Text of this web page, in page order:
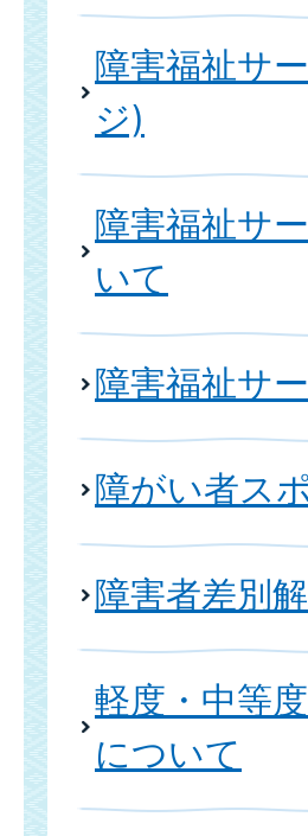
障害福祉サ
ジ)
障害福祉サ
いて
障害福祉サ
障がい者ス
障害者差別
軽度・中等
について